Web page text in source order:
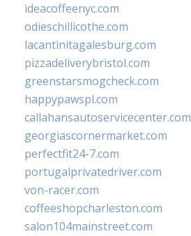
ideacoffeenyc.com
odieschillicothe.com
lacantinitagalesburg.com
pizzadeliverybristol.com
greenstarsmogcheck.com
happypawspl.com
callahansautoservicecenter.com
georgiascornermarket.com
perfectfit24-7.com
portugalprivatedriver.com
von-racer.com
coffeeshopcharleston.com
salon104mainstreet.com